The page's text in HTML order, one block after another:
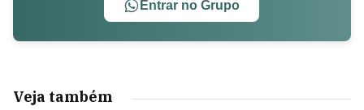
Entrar no Grupo
Veja também